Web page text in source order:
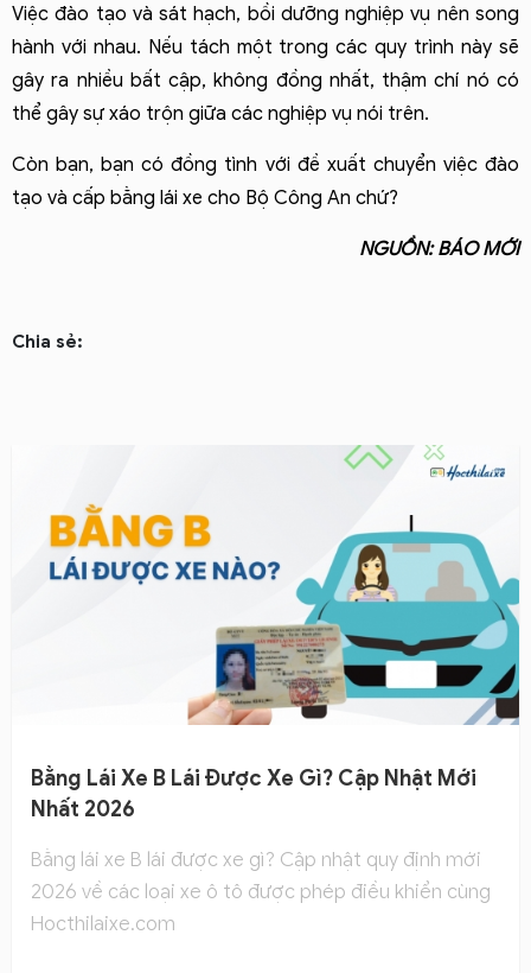
Việc đào tạo và sát hạch, bồi dưỡng nghiệp vụ nên song
hành với nhau. Nếu tách một trong các quy trình này sẽ
gây ra nhiều bất cập, không đồng nhất, thậm chí nó có
thể gây sự xáo trộn giữa các nghiệp vụ nói trên.
Còn bạn, bạn có đồng tình với đề xuất chuyển việc đào
tạo và cấp bằng lái xe cho Bộ Công An chứ?
NGUỒN: BÁO MỚI
Chia sẻ:
Bằng Lái Xe B Lái Được Xe Gì? Cập Nhật Mới
Nhất 2026
Bằng lái xe B lái được xe gì? Cập nhật quy định mới
2026 về các loại xe ô tô được phép điều khiển cùng
Hocthilaixe.com